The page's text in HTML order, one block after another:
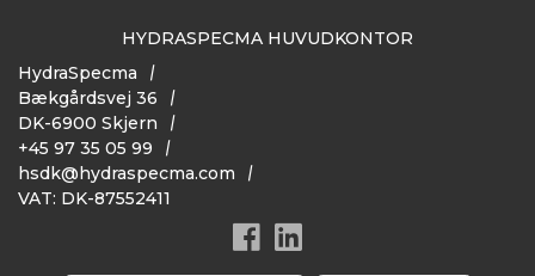
HYDRASPECMA HUVUDKONTOR
HydraSpecma
Bækgårdsvej 36
DK-6900 Skjern
+45 97 35 05 99
hsdk@hydraspecma.com
VAT: DK-87552411